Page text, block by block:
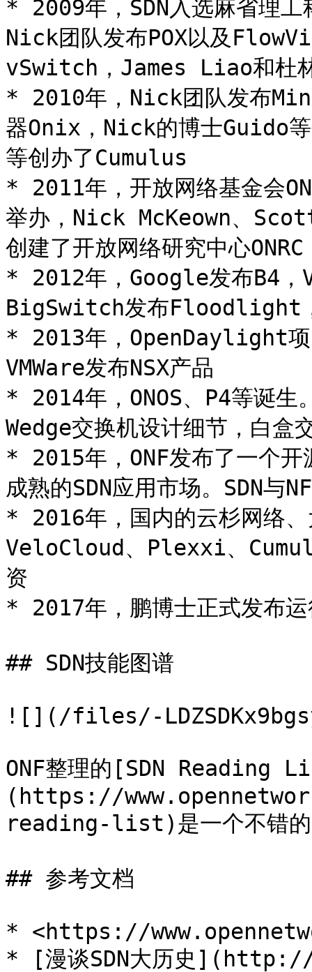
* 2009年，SDN入选麻省理
Nick团队发布POX以及
vSwitch，James Liao和杜
* 2010年，Nick团队发布
器Onix，Nick的博士Guido
等创办了Cumulus
* 2011年，开放网络基金会
举办，Nick McKeown、
创建了开放网络研究中心
* 2012年，Google发布B4，
BigSwitch发布Floodlight，
* 2013年，OpenDaylight项
VMWare发布NSX产品
* 2014年，ONOS、P4等诞生
Wedge交换机设计细节，白盒
* 2015年，ONF发布了一个开
成熟的SDN应用市场。SDN与
* 2016年，国内的云杉网络
VeloCloud、Plexxi、
资
* 2017年，鹏博士正式发布运
## SDN技能图谱
![](/files/-
ONF整理的[SDN Reading
(https://
reading-list)是一个不错的
## 参考文档
* <https://
* [漫谈SDN大历史